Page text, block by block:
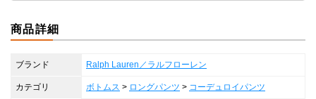
商品詳細
ブランド Ralph Lauren／ラルフローレン
カテゴリ ボトムス > ロングパンツ > コーデュロイパンツ